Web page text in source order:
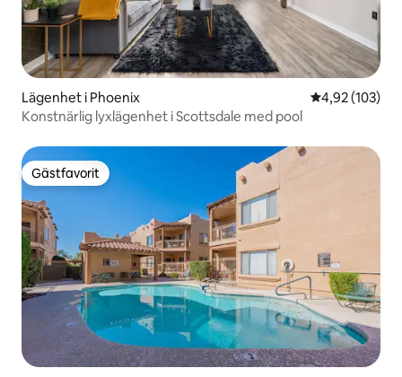
Lägenhet i Phoenix 4,92 av 5 i
4,92 (103)
Konstnärlig lyxlägenhet i Scottsdale med pool
Gästfavorit
Gästfavorit